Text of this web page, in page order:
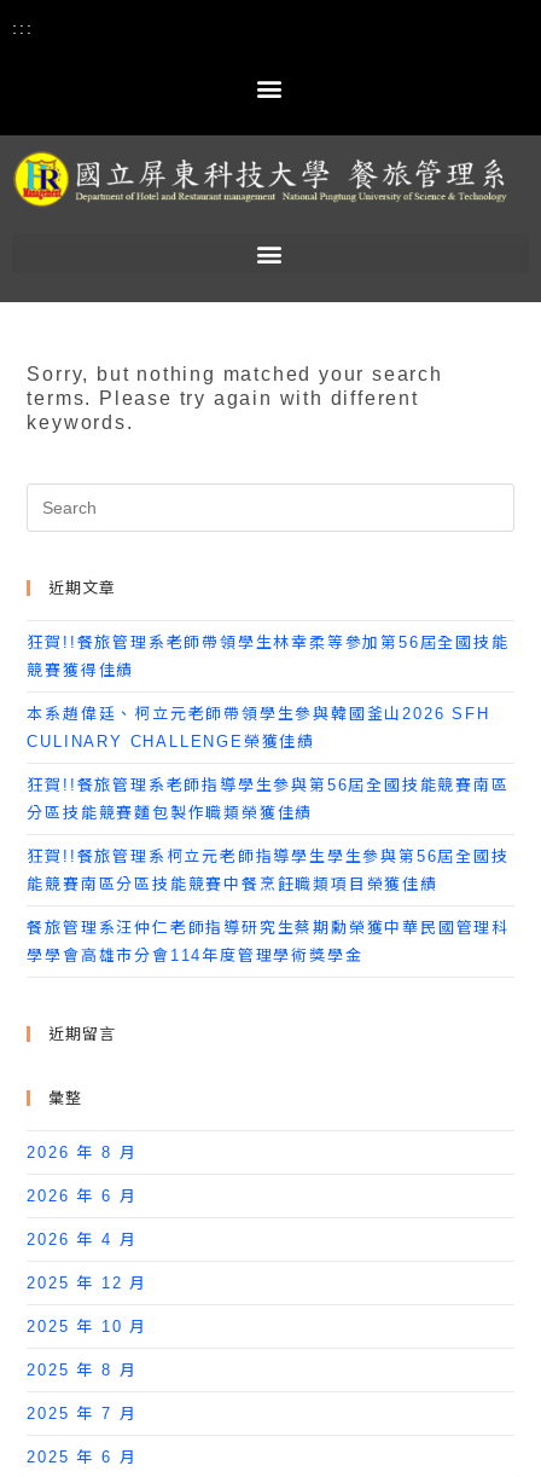
:::
Sorry, but nothing matched your search
terms. Please try again with different
keywords.
近期文章
狂賀!!餐旅管理系老師帶領學生林幸柔等參加第56屆全國技能
競賽獲得佳績
本系趙偉廷、柯立元老師帶領學生參與韓國釜山2026 SFH
CULINARY CHALLENGE榮獲佳績
狂賀!!餐旅管理系老師指導學生參與第56屆全國技能競賽南區
分區技能競賽麵包製作職類榮獲佳績
狂賀!!餐旅管理系柯立元老師指導學生學生參與第56屆全國技
能競賽南區分區技能競賽中餐烹飪職類項目榮獲佳績
餐旅管理系汪仲仁老師指導研究生蔡期勳榮獲中華民國管理科
學學會高雄市分會114年度管理學術獎學金
近期留言
彙整
2026 年 8 月
2026 年 6 月
2026 年 4 月
2025 年 12 月
2025 年 10 月
2025 年 8 月
2025 年 7 月
2025 年 6 月